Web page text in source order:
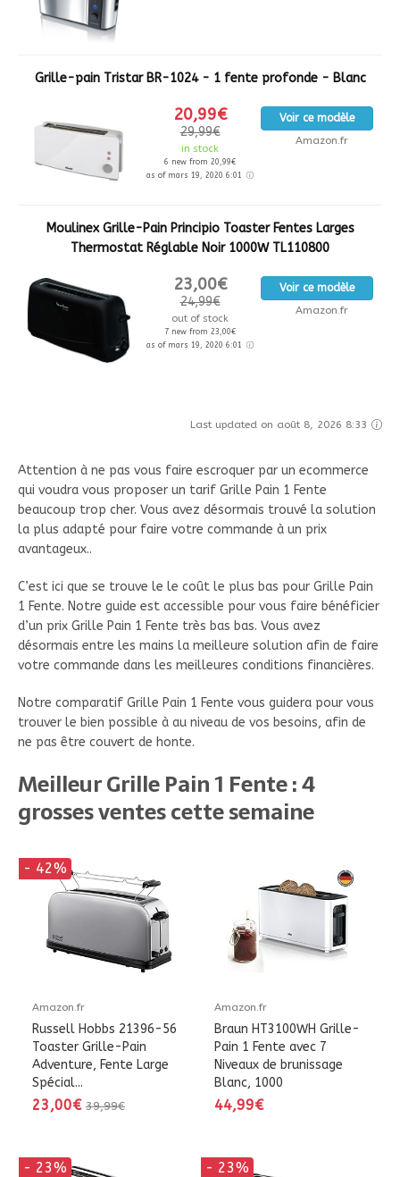
Grille-pain Tristar BR-1024 - 1 fente profonde - Blanc
20,99€
29,99€
in stock
6 new from 20,99€
as of mars 19, 2020 6:01
Voir ce modèle
Amazon.fr
Moulinex Grille-Pain Principio Toaster Fentes Larges
Thermostat Réglable Noir 1000W TL110800
23,00€
24,99€
out of stock
7 new from 23,00€
as of mars 19, 2020 6:01
Voir ce modèle
Amazon.fr
Last updated on août 8, 2026 8:33
Attention à ne pas vous faire escroquer par un ecommerce
qui voudra vous proposer un tarif Grille Pain 1 Fente
beaucoup trop cher. Vous avez désormais trouvé la solution
la plus adapté pour faire votre commande à un prix
avantageux..
C’est ici que se trouve le le coût le plus bas pour Grille Pain
1 Fente. Notre guide est accessible pour vous faire bénéficier
d’un prix Grille Pain 1 Fente très bas bas. Vous avez
désormais entre les mains la meilleure solution afin de faire
votre commande dans les meilleures conditions financières.
Notre comparatif Grille Pain 1 Fente vous guidera pour vous
trouver le bien possible à au niveau de vos besoins, afin de
ne pas être couvert de honte.
Meilleur Grille Pain 1 Fente : 4
grosses ventes cette semaine
- 42%
Amazon.fr
Russell Hobbs 21396-56
Toaster Grille-Pain
Adventure, Fente Large
Spécial...
23,00€ 39,99€
Amazon.fr
Braun HT3100WH Grille-
Pain 1 Fente avec 7
Niveaux de brunissage
Blanc, 1000
44,99€
- 23% - 23%